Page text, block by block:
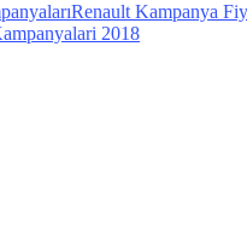
Renault Kampanya
2018